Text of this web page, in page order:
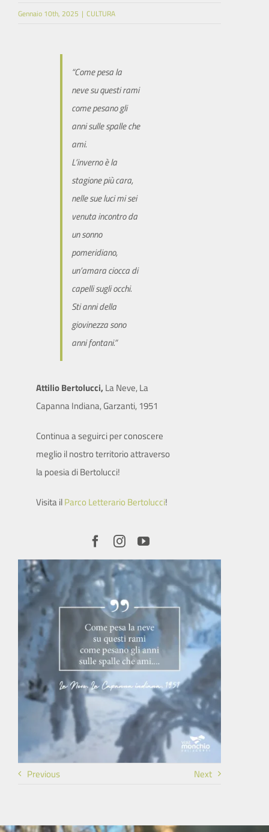
Gennaio 10th, 2025 | CULTURA
“Come pesa la
neve su questi rami
come pesano gli
anni sulle spalle che
ami.
L’inverno è la
stagione più cara,
nelle sue luci mi sei
venuta incontro da
un sonno
pomeridiano,
un’amara ciocca di
capelli sugli occhi.
Sti anni della
giovinezza sono
anni fontani.”
Attilio Bertolucci, La Neve, La
Capanna Indiana, Garzanti, 1951
Continua a seguirci per conoscere
meglio il nostro territorio attraverso
la poesia di Bertolucci!
Visita ilParco Letterario Bertolucci!
Previous Next